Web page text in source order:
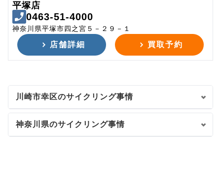
平塚店
0463-51-4000
神奈川県平塚市四之宮５－２９－１
店舗詳細 買取予約
川崎市幸区のサイクリング事情
神奈川県のサイクリング事情